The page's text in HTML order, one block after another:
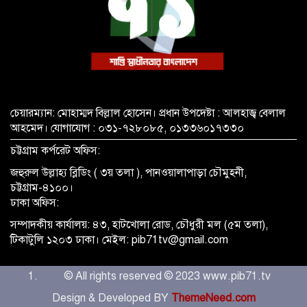
চেয়ারম্যান: মোহাম্মদ বিল্লাল হোসেন। প্রধান উপদেষ্টা : আলহাজ্ব বেলাল
আহমেদ। যোগাযোগ : ০৩১-৭২৮০৮৫, ০১৩৩৬০১৭৩৩০
চট্টগ্রাম কর্পরেট অফিস:
জহুরুল উল্লাহ্য ব্লিডিং ( ৩য় তলা ), পানওয়ালাপাড়া চৌমুহনী,
চট্টগ্রাম-৪১০০।
ঢাকা অফিস:
সম্পাদকীয় কার্যালয়: ৪৩, হাটখোলা রোড, চৌধুরী মল (৫ম তলা),
টিকাটুলি ১২০৩ ঢাকা। মেইল: pib71tv@gmail.com
© All rights reserved © 2023 www.pib71.tv
Design & Developed BY ThemeNeed.com